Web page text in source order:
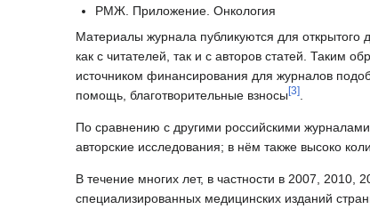
РМЖ. Приложение. Онкология
Материалы журнала публикуются для открытого
как с читателей, так и с авторов статей. Таким
источником финансирования для журналов
помощь, благотворительные взносы[3]
По сравнению с другими российскими
авторские исследования; в нём также высоко
В течение многих лет, в частности в 2007,
специализированных медицинских изданий